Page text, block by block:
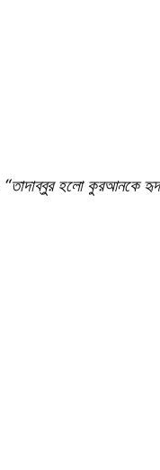
“তাদাব্বুর হলো কুরআনকে